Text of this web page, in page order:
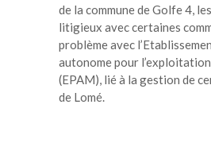
de la commune de Golfe 4,
litigieux avec certaines
problème avec
autonome pour
(EPAM), lié à la gestion de
de Lomé.